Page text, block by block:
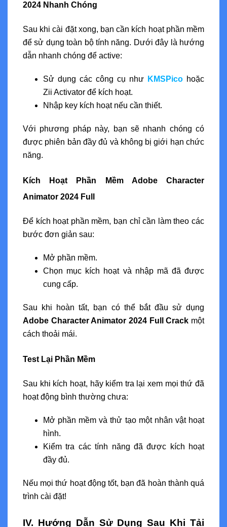
2024 Nhanh Chóng
Sau khi cài đặt xong, bạn cần kích hoạt phần mềm
để sử dụng toàn bộ tính năng. Dưới đây là hướng
dẫn nhanh chóng để active:
Sử dụng các công cụ như KMSPico hoặc
Zii Activator để kích hoạt.
Nhập key kích hoạt nếu cần thiết.
Với phương pháp này, bạn sẽ nhanh chóng có
được phiên bản đầy đủ và không bị giới hạn chức
năng.
Kích Hoạt Phần Mềm Adobe Character
Animator 2024 Full
Để kích hoạt phần mềm, bạn chỉ cần làm theo các
bước đơn giản sau:
Mở phần mềm.
Chọn mục kích hoạt và nhập mã đã được
cung cấp.
Sau khi hoàn tất, bạn có thể bắt đầu sử dụng
Adobe Character Animator 2024 Full Crack một
cách thoải mái.
Test Lại Phần Mềm
Sau khi kích hoạt, hãy kiểm tra lại xem mọi thứ đã
hoạt động bình thường chưa:
Mở phần mềm và thử tạo một nhân vật hoạt
hình.
Kiểm tra các tính năng đã được kích hoạt
đầy đủ.
Nếu mọi thứ hoạt động tốt, bạn đã hoàn thành quá
trình cài đặt!
IV. Hướng Dẫn Sử Dụng Sau Khi Tải